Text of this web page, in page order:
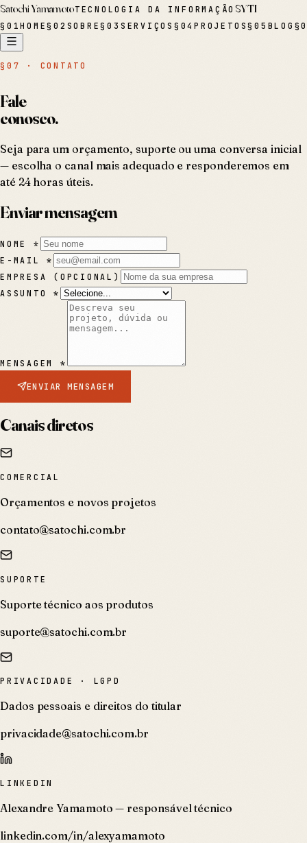
Satochi YamamotoTECNOLOGIA DA INFORMAÇÃOSYTI
§ 01HOME§02 SOBRE§03 SERVIÇOS § 04PROJETOS§05 BLOG §
§07 · CONTATO
Fale
conosco.
Seja para um orçamento, suporte ou uma conversa inicial
— escolha o canal mais adequado e responderemos em
até 24 horas úteis.
Enviar mensagem
NOME *
E-MAIL *
EMPRESA (OPCIONAL)
ASSUNTO *
MENSAGEM *
ENVIAR MENSAGEM
Canais diretos
COMERCIAL
Orçamentos e novos projetos
contato@satochi.com.br
SUPORTE
Suporte técnico aos produtos
suporte@satochi.com.br
PRIVACIDADE · LGPD
Dados pessoais e direitos do titular
privacidade@satochi.com.br
LINKEDIN
Alexandre Yamamoto — responsável técnico
linkedin.com/in/alexyamamoto